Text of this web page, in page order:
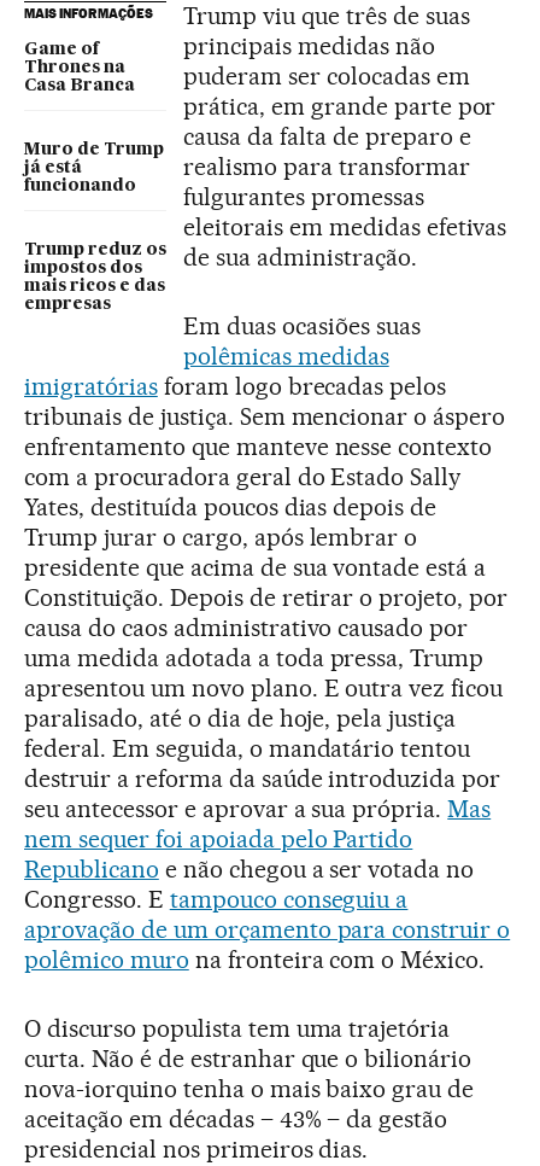
MAIS INFORMAÇÕES
Game of
Thrones na
Casa Branca
Muro de Trump
já está
funcionando
Trump reduz os
impostos dos
mais ricos e das
empresas
Trump viu que três de suas
principais medidas não
puderam ser colocadas em
prática, em grande parte por
causa da falta de preparo e
realismo para transformar
fulgurantes promessas
eleitorais em medidas efetivas
de sua administração.
Em duas ocasiões suas
polêmicas medidas
imigratóriasforam logo brecadas pelos
tribunais de justiça. Sem mencionar o áspero
enfrentamento que manteve nesse contexto
com a procuradora geral do Estado Sally
Yates, destituída poucos dias depois de
Trump jurar o cargo, após lembrar o
presidente que acima de sua vontade está a
Constituição. Depois de retirar o projeto, por
causa do caos administrativo causado por
uma medida adotada a toda pressa, Trump
apresentou um novo plano. E outra vez ficou
paralisado, até o dia de hoje, pela justiça
federal. Em seguida, o mandatário tentou
destruir a reforma da saúde introduzida por
seu antecessor e aprovar a sua própria.Mas
nem sequer foi apoiada pelo Partido
Republicano e não chegou a ser votada no
Congresso. E tampouco conseguiu a
aprovação de um orçamento para construir o
polêmico muro na fronteira com o México.
O discurso populista tem uma trajetória
curta. Não é de estranhar que o bilionário
nova-iorquino tenha o mais baixo grau de
aceitação em décadas – 43% – da gestão
presidencial nos primeiros dias.